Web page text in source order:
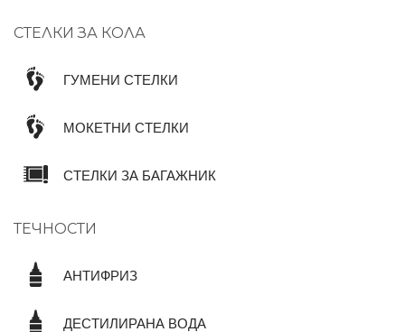
СТЕЛКИ ЗА КОЛА
ГУМЕНИ СТЕЛКИ
МОКЕТНИ СТЕЛКИ
СТЕЛКИ ЗА БАГАЖНИК
ТЕЧНОСТИ
АНТИФРИЗ
ДЕСТИЛИРАНА ВОДА